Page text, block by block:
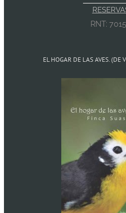
RNT:
EL HOGAR DE LAS AVES. (DE